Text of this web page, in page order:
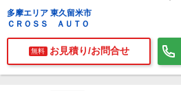
多摩エリア 東久留米市
ＣＲＯＳＳ ＡＵＴＯ
無料 お見積り/お問合せ